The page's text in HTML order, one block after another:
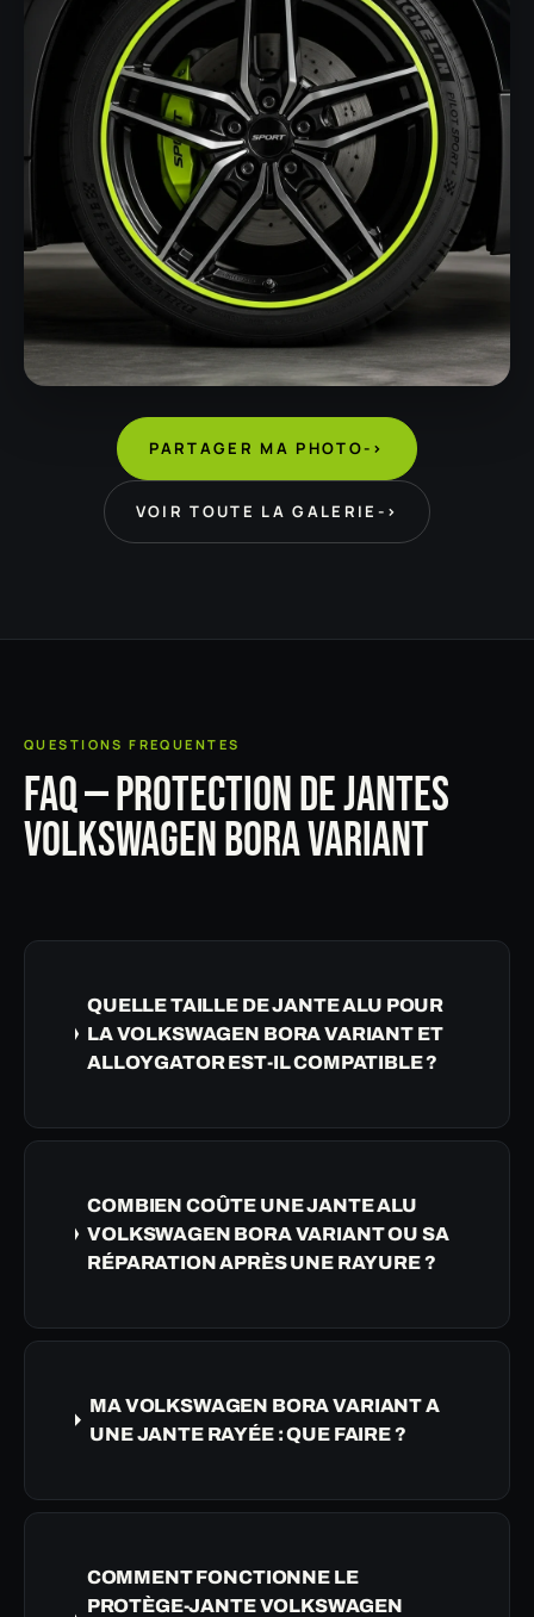
PARTAGER MA PHOTO->
VOIR TOUTE LA GALERIE ->
QUESTIONS FREQUENTES
FAQ — PROTECTION DE JANTES
VOLKSWAGEN BORA VARIANT
QUELLE TAILLE DE JANTE ALU POUR
LA VOLKSWAGEN BORA VARIANT ET
ALLOYGATOR EST-IL COMPATIBLE ?
COMBIEN COÛTE UNE JANTE ALU
VOLKSWAGEN BORA VARIANT OU SA
RÉPARATION APRÈS UNE RAYURE ?
MA VOLKSWAGEN BORA VARIANT A
UNE JANTE RAYÉE : QUE FAIRE ?
COMMENT FONCTIONNE LE
PROTÈGE-JANTE VOLKSWAGEN